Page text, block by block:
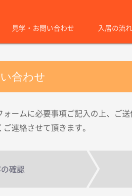
見学・お問い合わせ 入居の流れ
合わせ
ームに必要事項ご記入の上、ご送
連絡させて頂きます。
確認